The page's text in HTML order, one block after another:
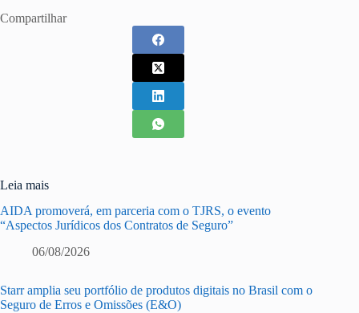
Compartilhar
Leia mais
AIDA promoverá, em parceria com o TJRS, o evento
“Aspectos Jurídicos dos Contratos de Seguro”
06/08/2026
Starr amplia seu portfólio de produtos digitais no Brasil com o
Seguro de Erros e Omissões (E&O)